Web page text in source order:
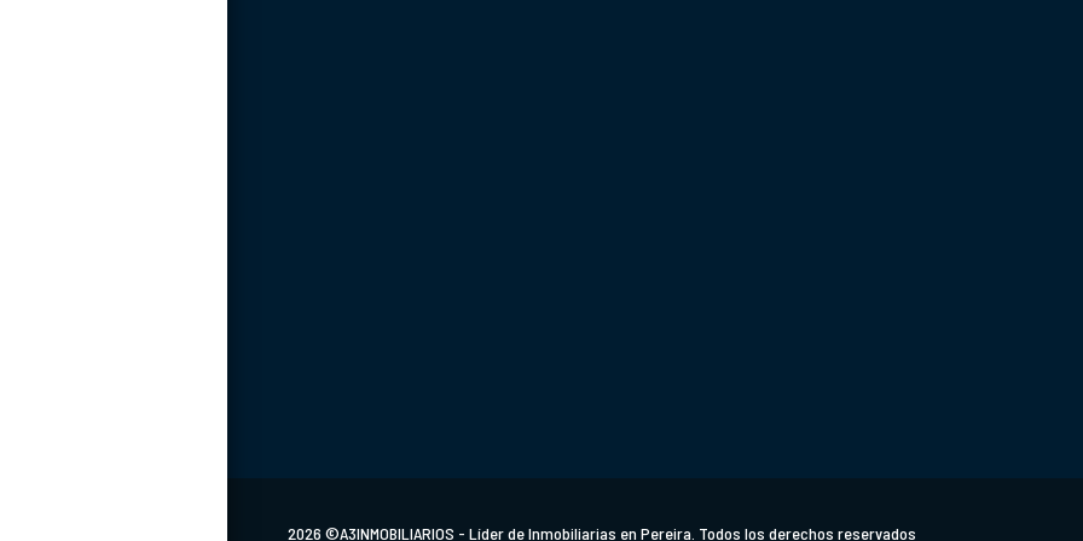
2026 ©A3INMOBILIARIOS - Líder de Inmobiliarias en Pereira. Todos los derechos reservados